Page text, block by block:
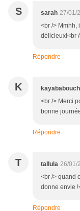
S sarah 27/01/
<br /> Mmhh,
délicieux!<br
Répondre
K kayababouch
<br /> Merci
bonne
Répondre
T tallula 26/01/
<br /> quand
donne envie
Répondre